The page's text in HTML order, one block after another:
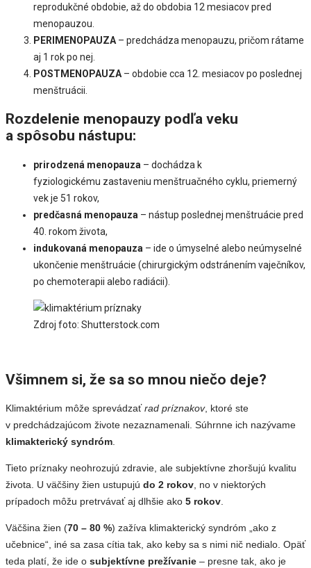
reprodukčné obdobie, až do obdobia 12 mesiacov pred
menopauzou.
PERIMENOPAUZA – predchádza menopauzu, pričom rátame
aj 1 rok po nej.
POSTMENOPAUZA – obdobie cca 12. mesiacov po poslednej
menštruácii.
Rozdelenie menopauzy podľa veku
a spôsobu nástupu:
prirodzená menopauza – dochádza k
fyziologickému zastaveniu menštruačného cyklu, priemerný
vek je 51 rokov,
predčasná menopauza – nástup poslednej menštruácie pred
40. rokom života,
indukovaná menopauza – ide o úmyselné alebo neúmyselné
ukončenie menštruácie (chirurgickým odstránením vaječníkov,
po chemoterapii alebo radiácii).
Zdroj foto: Shutterstock.com
Všimnem si, že sa so mnou niečo deje?
Klimaktérium môže sprevádzaťrad príznakov, ktoré ste
v predchádzajúcom živote nezaznamenali. Súhrnne ich nazývame
klimakterický syndróm.
Tieto príznaky neohrozujú zdravie, ale subjektívne zhoršujú kvalitu
života. U väčšiny žien ustupujú do 2 rokov, no v niektorých
prípadoch môžu pretrvávať aj dlhšie ako 5 rokov.
Väčšina žien (70 – 80 %) zažíva klimakterický syndróm „ako z
učebnice“, iné sa zasa cítia tak, ako keby sa s nimi nič nedialo. Opäť
teda platí, že ide o subjektívne prežívanie ­– presne tak, ako je